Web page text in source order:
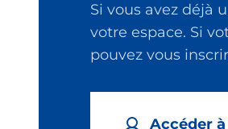
Si vous avez déjà
votre espace. Si
pouvez vous
Accéder